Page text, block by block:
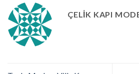
ÇELIK KAPI